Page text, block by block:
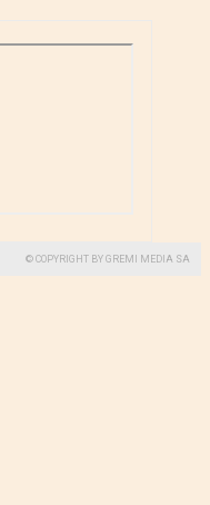
© COPYRIGHT BY GREMI MEDIA SA